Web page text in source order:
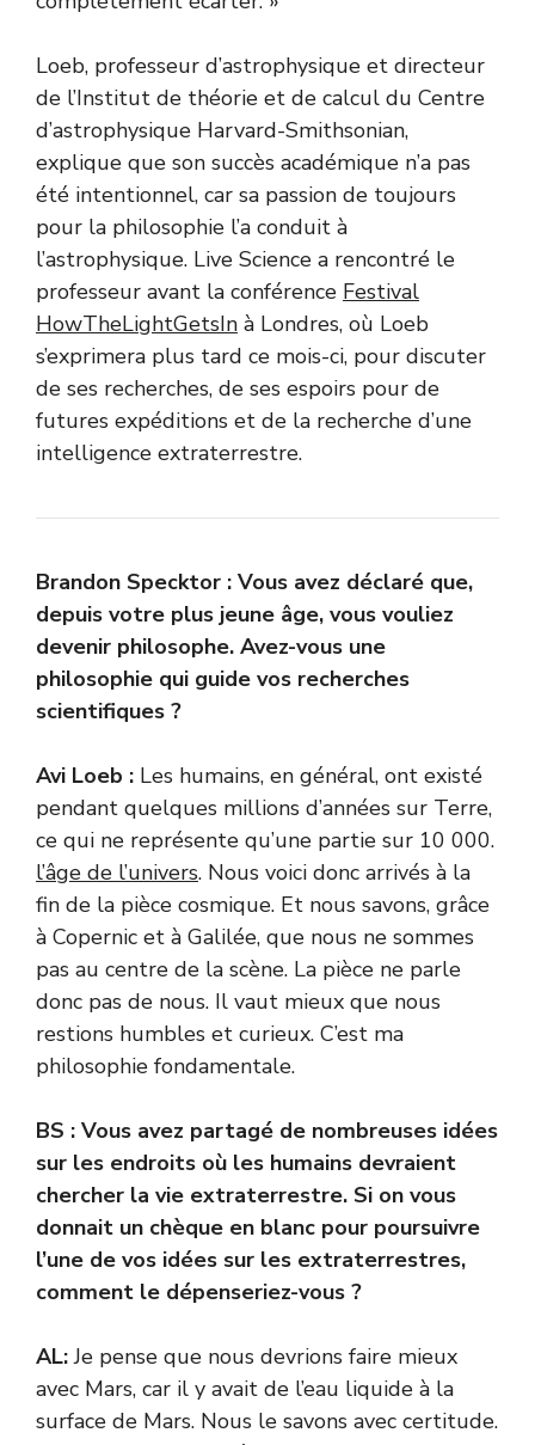
Loeb, professeur d’astrophysique et directeur
de l’Institut de théorie et de calcul du Centre
d’astrophysique Harvard-Smithsonian,
explique que son succès académique n’a pas
été intentionnel, car sa passion de toujours
pour la philosophie l’a conduit à
l’astrophysique. Live Science a rencontré le
professeur avant la conférence Festival
HowTheLightGetsIn à Londres, où Loeb
s’exprimera plus tard ce mois-ci, pour discuter
de ses recherches, de ses espoirs pour de
futures expéditions et de la recherche d’une
intelligence extraterrestre.
Brandon Specktor : Vous avez déclaré que,
depuis votre plus jeune âge, vous vouliez
devenir philosophe. Avez-vous une
philosophie qui guide vos recherches
scientifiques ?
Avi Loeb : Les humains, en général, ont existé
pendant quelques millions d’années sur Terre,
ce qui ne représente qu’une partie sur 10 000.
l’âge de l’univers. Nous voici donc arrivés à la
fin de la pièce cosmique. Et nous savons, grâce
à Copernic et à Galilée, que nous ne sommes
pas au centre de la scène. La pièce ne parle
donc pas de nous. Il vaut mieux que nous
restions humbles et curieux. C’est ma
philosophie fondamentale.
BS : Vous avez partagé de nombreuses idées
sur les endroits où les humains devraient
chercher la vie extraterrestre. Si on vous
donnait un chèque en blanc pour poursuivre
l’une de vos idées sur les extraterrestres,
comment le dépenseriez-vous ?
AL:Je pense que nous devrions faire mieux
avec Mars, car il y avait de l’eau liquide à la
surface de Mars. Nous le savons avec certitude.